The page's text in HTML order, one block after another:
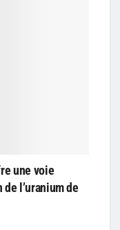
une voie
l’uranium de